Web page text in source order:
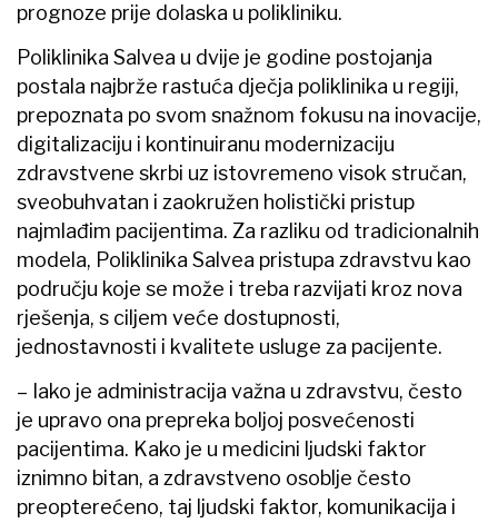
prognoze prije dolaska u polikliniku.
Poliklinika Salvea u dvije je godine postojanja
postala najbrže rastuća dječja poliklinika u regiji,
prepoznata po svom snažnom fokusu na inovacije,
digitalizaciju i kontinuiranu modernizaciju
zdravstvene skrbi uz istovremeno visok stručan,
sveobuhvatan i zaokružen holistički pristup
najmlađim pacijentima. Za razliku od tradicionalnih
modela, Poliklinika Salvea pristupa zdravstvu kao
području koje se može i treba razvijati kroz nova
rješenja, s ciljem veće dostupnosti,
jednostavnosti i kvalitete usluge za pacijente.
– Iako je administracija važna u zdravstvu, često
je upravo ona prepreka boljoj posvećenosti
pacijentima. Kako je u medicini ljudski faktor
iznimno bitan, a zdravstveno osoblje često
preopterećeno, taj ljudski faktor, komunikacija i